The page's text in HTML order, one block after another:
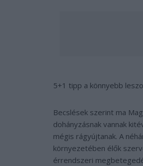
5+1 tipp a könnyebb
Becslések szerint ma
dohányzásnak vannak
mégis rágyújtanak. A
környezetében élők
érrendszeri